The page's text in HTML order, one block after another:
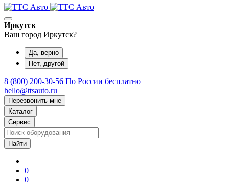
Иркутск
Ваш город Иркутск?
Да, верно
Нет, другой
8 (800) 200-30-56 По России бесплатно
hello@ttsauto.ru
Перезвонить мне
Каталог
Сервис
0
0